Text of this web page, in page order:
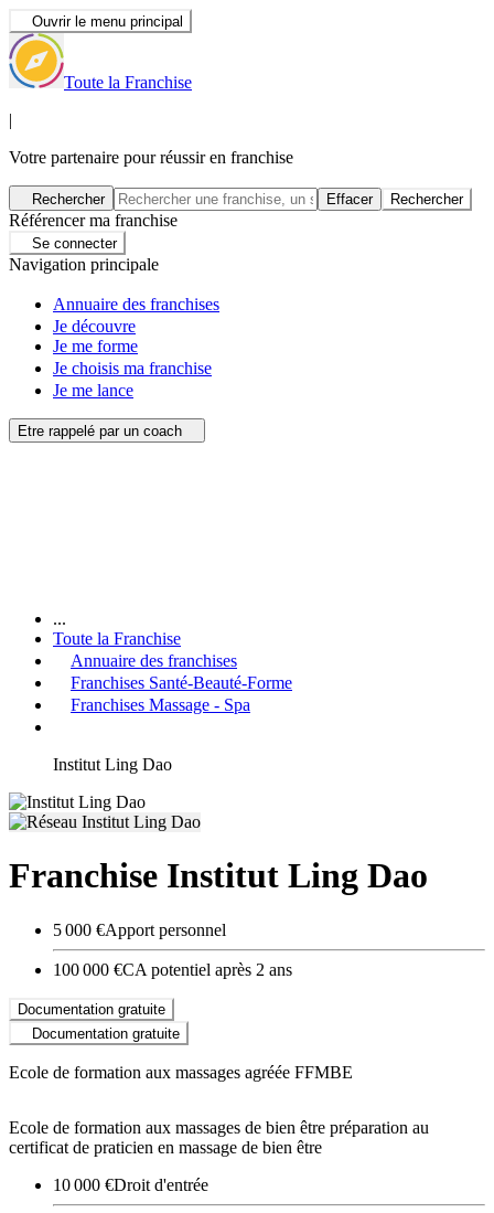
Ouvrir le menu principal
Toute la Franchise
|
Votre partenaire pour réussir en franchise
Rechercher Effacer Rechercher
Référencer ma franchise
Se connecter
Navigation principale
Annuaire des franchises
Je découvre
Je me forme
Je choisis ma franchise
Je me lance
Etre rappelé par un coach
...
Toute la Franchise
Annuaire des franchises
Franchises Santé-Beauté-Forme
Franchises Massage - Spa
Institut Ling Dao
Franchise Institut Ling Dao
5 000 €Apport personnel
100 000 €CA potentiel après 2 ans
Documentation gratuite
Documentation gratuite
Ecole de formation aux massages agréée FFMBE
Ecole de formation aux massages de bien être préparation au
certificat de praticien en massage de bien être
10 000 €Droit d'entrée